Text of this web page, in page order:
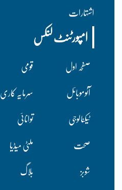
اشتہارات
امپورٹنٹ لنکس
صفحہ اول قومی
آٹوموبائل
سرمایہ کاری
ٹیکنالوجی
توانائی
صحت
ملٹی میڈیا
شوبز
بلاگ